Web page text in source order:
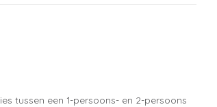
tussen een 1-persoons- en 2-persoons